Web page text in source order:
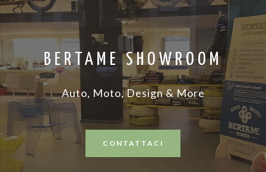
BERTAME SHOWROOM
Auto, Moto, Design & More
CONTATTACI